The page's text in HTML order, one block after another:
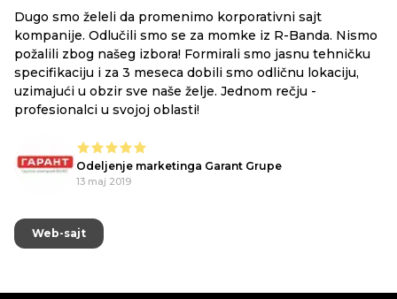
Dugo smo želeli da promenimo korporativni sajt
kompanije. Odlučili smo se za momke iz R-Banda. Nismo
požalili zbog našeg izbora! Formirali smo jasnu tehničku
specifikaciju i za 3 meseca dobili smo odličnu lokaciju,
uzimajući u obzir sve naše želje. Jednom rečju -
profesionalci u svojoj oblasti!
Odeljenje marketinga Garant Grupe
13 maj 2019
Web-sajt
Web-sajt